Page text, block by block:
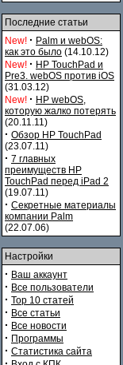
Последние статьи
New! · Palm и webOS:
как это было (14.10.12)
New! · HP TouchPad и
Pre3. webOS против iOS
(31.03.12)
New! · HP webOS,
которую жалко потерять
(20.11.11)
· Обзор HP TouchPad
(23.07.11)
· 7 главных
преимуществ HP
TouchPad перед iPad 2
(19.07.11)
· Секретные материалы
компании Palm
(22.07.06)
Настройки
· Ваш аккаунт
· Все пользователи
· Top 10 статей
· Все статьи
· Все новости
· Программы
· Статистика сайта